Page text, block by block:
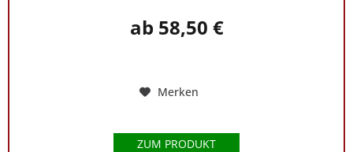
ab 58,50 €
Merken
ZUM PRODUKT